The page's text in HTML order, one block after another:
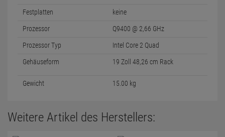
Festplatten keine
Prozessor Q9400 @ 2,66 GHz
Prozessor Typ Intel Core 2 Quad
Gehäuseform 19 Zoll 48,26 cm Rack
Gewicht 15.00 kg
Weitere Artikel des Herstellers: